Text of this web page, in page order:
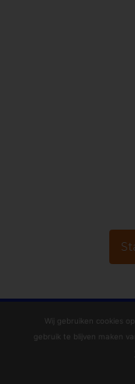
Wij gebruiken cookies
gebruik te blijven maken